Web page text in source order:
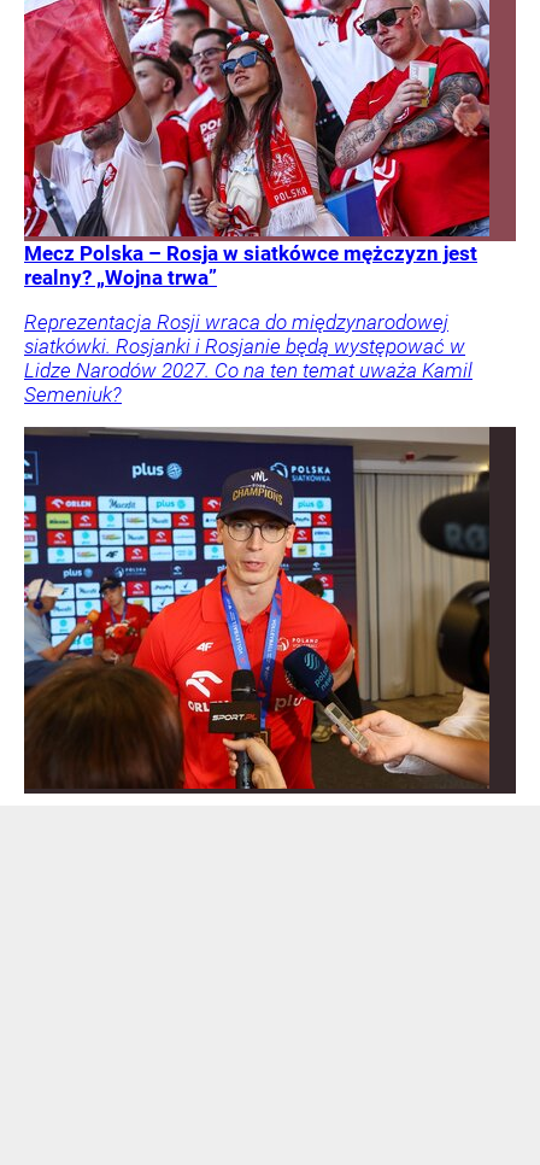
Mecz Polska – Rosja w siatkówce mężczyzn jest
realny? „Wojna trwa”
Reprezentacja Rosji wraca do międzynarodowej
siatkówki. Rosjanki i Rosjanie będą występować w
Lidze Narodów 2027. Co na ten temat uważa Kamil
Semeniuk?